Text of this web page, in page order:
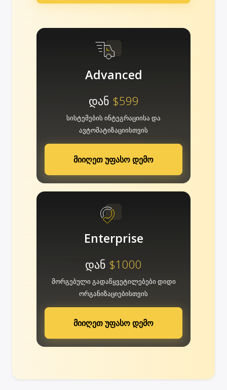
Advanced
დან $599
სისტემების ინტეგრაციისა და
ავტომატიზაციისთვის
მიიღეთ უფასო დემო
Enterprise
დან $1000
მორგებული გადაწყვეტილებები დიდი
ორგანიზაციებისთვის
მიიღეთ უფასო დემო